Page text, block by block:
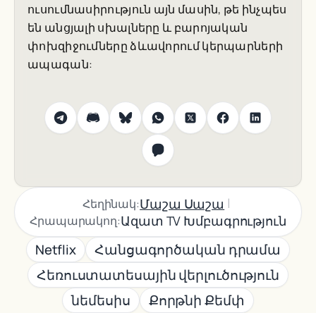
ուսումնասիրություն այն մասին, թե ինչպես
են անցյալի սխալները և բարոյական
փոխզիջումները ձևավորում կերպարների
ապագան:
Հեղինակ:Մաշա Սաշա |
Հրապարակող:Ազատ TV Խմբագրություն
Netflix
Հանցագործական դրամա
Հեռուստատեսային վերլուծություն
նեմեսիս
Քորթնի Քեմփ